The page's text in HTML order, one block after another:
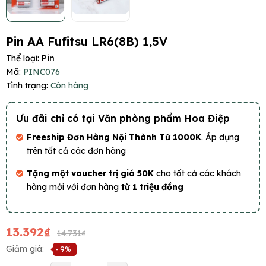
Pin AA Fufitsu LR6(8B) 1,5V
Thể loại: Pin
Mã: PINC076
Tình trạng: Còn hàng
Ưu đãi chỉ có tại Văn phòng phẩm Hoa Điệp
Freeship Đơn Hàng Nội Thành Từ 1000K. Áp dụng
trên tất cả các đơn hàng
Tặng một voucher trị giá 50K cho tất cả các khách
hàng mới với đơn hàng từ 1 triệu đồng
13.392₫
14.731₫
Giảm giá:
- 9%